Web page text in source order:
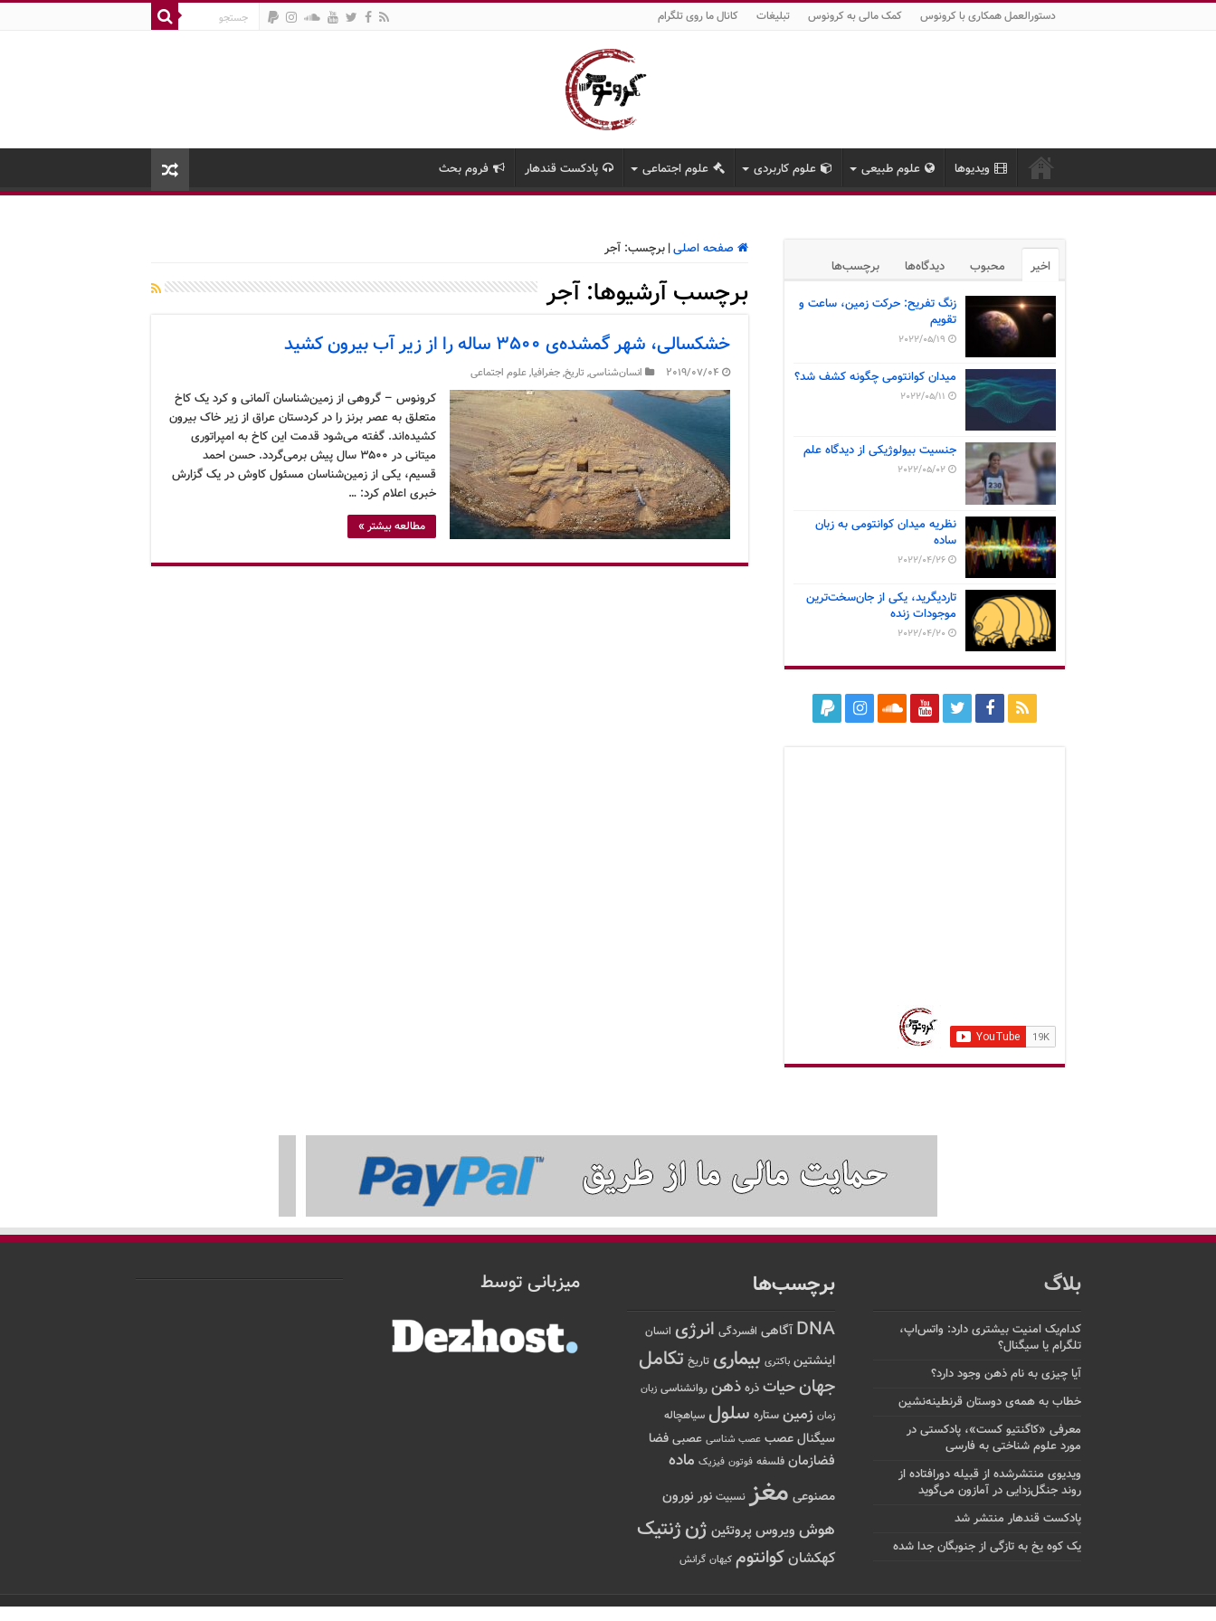
دستورالعمل همکاری با کرونوس کمک مالی به کرونوس تبلیغات کانال ما روی تلگرام
ویدیوها علوم طبیعی علوم کاربردی علوم اجتماعی پادکست قندهار فروم بحث
صفحه اصلی| برچسب: آجر
برچسب آرشیوها:آجر
خشکسالی، شهر گمشده‌ی ۳۵۰۰ ساله را از زیر آب بیرون کشید
2019/07/04 انسان‌شناسی, تاریخ,جغرافیا,علوم اجتماعی
کرونوس – گروهی از زمین‌شناسان آلمانی و کرد یک کاخ
متعلق به عصر برنز را در کردستان عراق از زیر خاک بیرون
کشیده‌اند. گفته می‌شود قدمت این کاخ به امپراتوری
میتانی در ۳۵۰۰ سال پیش برمی‌گردد. حسن احمد
قسیم، یکی از زمین‌شناسان مسئول کاوش در یک گزارش
خبری اعلام کرد: …
مطالعه بیشتر »
اخیر محبوب دیدگاه‌ها برچسب‌ها
زنگ تفریح: حرکت زمین، ساعت و
تقویم
2022/05/19
میدان کوانتومی چگونه کشف شد؟
2022/05/11
جنسیت بیولوژیکی از دیدگاه علم
2022/05/02
نظریه میدان کوانتومی به زبان
ساده
2022/04/26
تاردیگرید، یکی از جان‌سخت‌ترین
موجودات زنده
2022/04/20
بلاگ
کدام‌یک امنیت بیشتری دارد: واتس‌اپ،
تلگرام یا سیگنال؟
آیا چیزی به نام ذهن وجود دارد؟
خطاب به همه‌ی دوستان قرنطینه‌نشین
معرفی «کاگنتیو کست»، پادکستی در
مورد علوم شناختی به فارسی
ویدیوی منتشرشده از قبیله دورافتاده‌ از
روند جنگل‌زدایی در آمازون می‌گوید
پادکست قندهار منتشر شد
یک کوه یخ به تازگی از جنوبگان جدا شده
برچسب‌ها
DNA آگاهی افسردگی انرژی انسان
اینشتین باکتری بیماری تاریخ تکامل
جهانحیات ذره ذهن روانشناسی زبان
زمان زمین ستاره سلول سیاهچاله
سیگنالعصب عصب شناسی عصبی فضا
فضازمان فلسفه فوتون فیزیک ماده
مصنوعی مغز نسبیت نور نورون
هوش ویروس پروتئین ژنژنتیک
کهکشانکوانتوم کیهان گرانش
میزبانی توسط